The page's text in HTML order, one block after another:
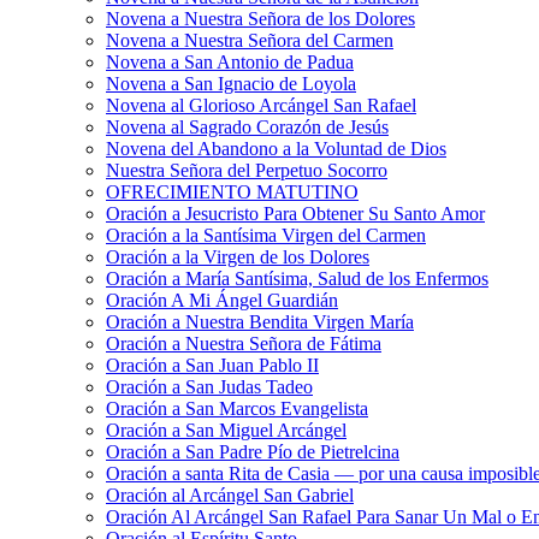
Novena a Nuestra Señora de los Dolores
Novena a Nuestra Señora del Carmen
Novena a San Antonio de Padua
Novena a San Ignacio de Loyola
Novena al Glorioso Arcángel San Rafael
Novena al Sagrado Corazón de Jesús
Novena del Abandono a la Voluntad de Dios
Nuestra Señora del Perpetuo Socorro
OFRECIMIENTO MATUTINO
Oración a Jesucristo Para Obtener Su Santo Amor
Oración a la Santísima Virgen del Carmen
Oración a la Virgen de los Dolores
Oración a María Santísima, Salud de los Enfermos
Oración A Mi Ángel Guardián
Oración a Nuestra Bendita Virgen María
Oración a Nuestra Señora de Fátima
Oración a San Juan Pablo II
Oración a San Judas Tadeo
Oración a San Marcos Evangelista
Oración a San Miguel Arcángel
Oración a San Padre Pío de Pietrelcina
Oración a santa Rita de Casia — por una causa
Oración al Arcángel San Gabriel
Oración Al Arcángel San Rafael Para Sanar Un Mal o